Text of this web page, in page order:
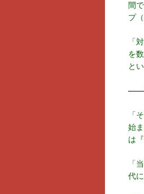
間
プ
「
を
と
――
「
始
は
「
代